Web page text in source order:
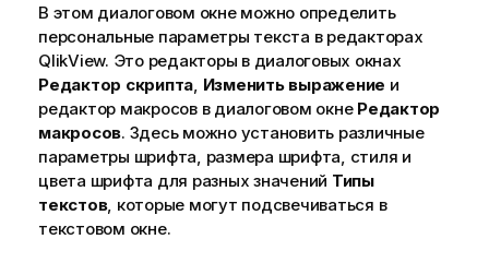
В этом диалоговом окне можно определить
персональные параметры текста в редакторах
QlikView. Это редакторы в диалоговых окнах
Редактор скрипта, Изменить выражение и
редактор макросов в диалоговом окне Редактор
макросов. Здесь можно установить различные
параметры шрифта, размера шрифта, стиля и
цвета шрифта для разных значений Типы
текстов, которые могут подсвечиваться в
текстовом окне.